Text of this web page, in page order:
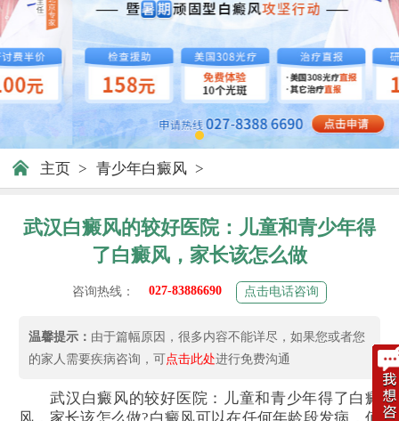
主页 > 青少年白癜风 >
武汉白癜风的较好医院：儿童和青少年得
了白癜风，家长该怎么做
咨询热线： 027-83886690 点击电话咨询
温馨提示： 由于篇幅原因，很多内容不能详尽，如果您或者您
的家人需要疾病咨询，可点击此处进行免费沟通
武汉白癜风的较好医院：儿童和青少年得了白癜